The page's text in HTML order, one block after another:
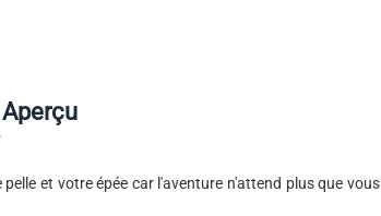
pelle et votre épée car l'aventure n'attend plus que vous